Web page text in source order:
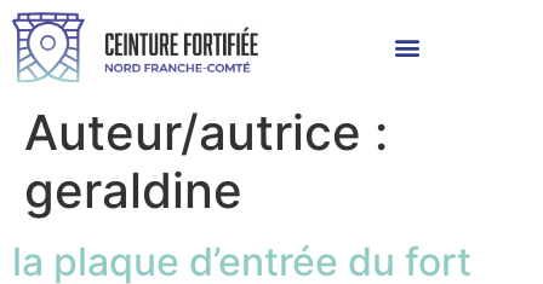
Auteur/autrice :
geraldine
la plaque d’entrée du fort